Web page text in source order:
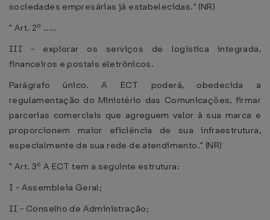
sociedades empresárias já estabelecidas." (NR)
" Art. 2º .....
III - explorar os serviços de logística integrada,
financeiros e postais eletrônicos.
Parágrafo único. A ECT poderá, obedecida a
regulamentação do Ministério das Comunicações, firmar
parcerias comerciais que agreguem valor à sua marca e
proporcionem maior eficiência de sua infraestrutura,
especialmente de sua rede de atendimento." (NR)
" Art. 3º A ECT tem a seguinte estrutura:
I - Assembleia Geral;
II - Conselho de Administração;